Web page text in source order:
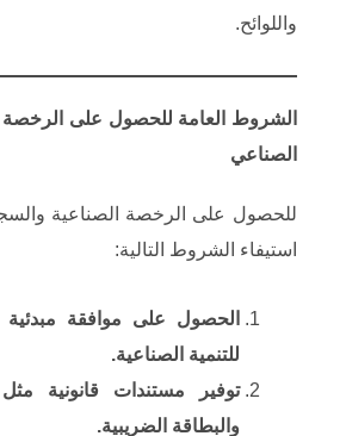
واللوائح.​
الشروط العامة للحصول على الرخصة
الصناعي
للحصول على الرخصة الصناعية
استيفاء الشروط التالية:​
​الحصول على موافقة مبدئية
للتنمية الصناعية.
​توفير مستندات قانونية
والبطاقة الضريبية.